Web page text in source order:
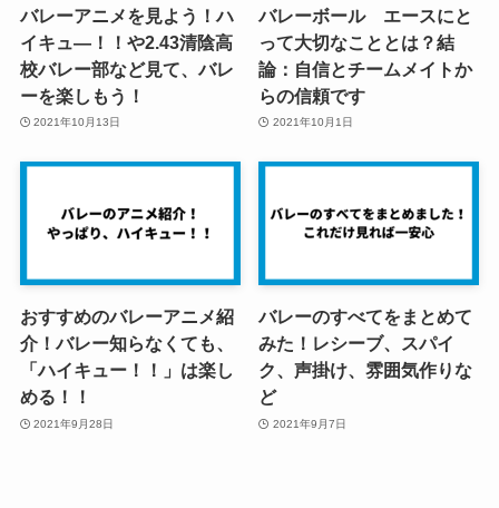
バレーアニメを見よう！ハ
イキュ―！！や2.43清陰高
校バレー部など見て、バレ
ーを楽しもう！
2021年10月13日
バレーボール エースにと
って大切なこととは？結
論：自信とチームメイトか
らの信頼です
2021年10月1日
おすすめのバレーアニメ紹
介！バレー知らなくても、
「ハイキュー！！」は楽し
める！！
2021年9月28日
バレーのすべてをまとめて
みた！レシーブ、スパイ
ク、声掛け、雰囲気作りな
ど
2021年9月7日